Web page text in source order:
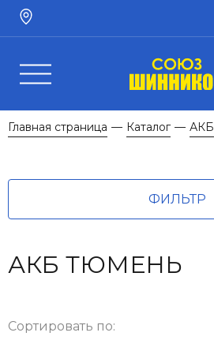
Главная страница — Каталог — АКБ
ФИЛЬТР
АКБ ТЮМЕНЬ
Сортировать по: